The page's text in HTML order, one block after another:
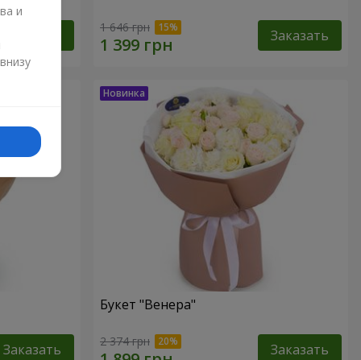
1 646 грн Заказать
Заказать
Букет "Венера"
2 374 грн Заказать
и